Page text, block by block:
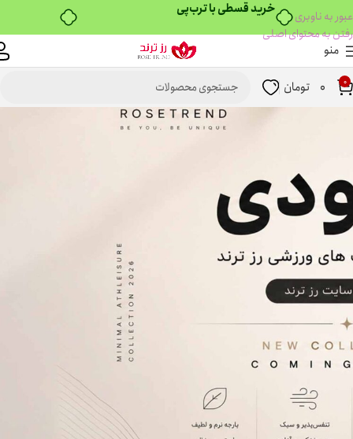
خرید قسطی با ترب‌پی
عبور به ناوبری
رفتن به محتوای اصلی
منو
0
0 تومان